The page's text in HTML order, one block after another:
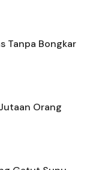
Tanpa Bongkar
Orang